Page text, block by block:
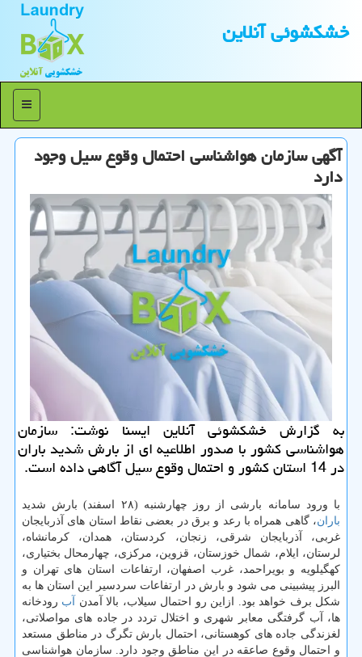
خشكشوئی آنلاین
منو
آگهی سازمان هواشناسی احتمال وقوع سیل وجود
دارد
به گزارش خشكشوئی آنلاین ایسنا نوشت: سازمان
هواشناسی كشور با صدور اطلاعیه ای از بارش شدید باران
در 14 استان كشور و احتمال وقوع سیل آگاهی داده است.
با ورود سامانه بارشی از روز چهارشنبه (۲۸ اسفند) بارش شدید
باران، گاهی همراه با رعد و برق در بعضی نقاط استان های آذربایجان
غربی، آذربایجان شرقی، زنجان، كردستان، همدان، كرمانشاه،
لرستان، ایلام، شمال خوزستان، قزوین، مركزی، چهارمحال بختیاری،
كهگیلویه و بویراحمد، غرب اصفهان، ارتفاعات استان های تهران و
البرز پیشبینی می شود و بارش در ارتفاعات سردسیر این استان ها به
شكل برف خواهد بود. ازاین رو احتمال سیلاب، بالا آمدن آب رودخانه
ها، آب گرفتگی معابر شهری و اختلال تردد در جاده های مواصلاتی،
لغزندگی جاده های كوهستانی، احتمال بارش تگرگ در مناطق مستعد
و احتمال وقوع صاعقه در این مناطق وجود دارد. سازمان هواشناسی